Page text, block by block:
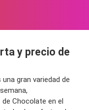
y precio de
gran variedad de
Chocolate en el